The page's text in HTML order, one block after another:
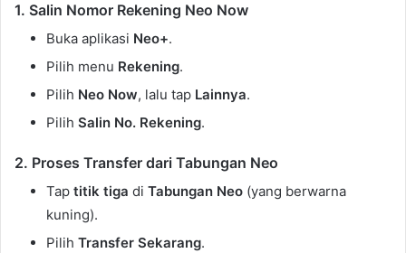
1. Salin Nomor Rekening Neo Now
Buka aplikasi Neo+.
Pilih menu Rekening.
Pilih Neo Now, lalu tap Lainnya.
Pilih Salin No. Rekening.
2. Proses Transfer dari Tabungan Neo
Tap titik tiga di Tabungan Neo (yang berwarna
kuning).
Pilih Transfer Sekarang.